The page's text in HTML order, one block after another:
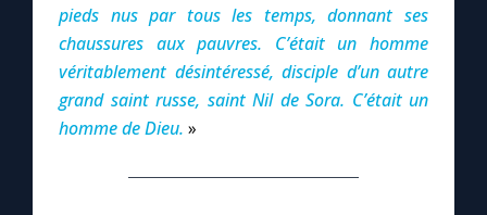
pieds nus par tous les temps, donnant ses
chaussures aux pauvres. C’était un homme
véritablement désintéressé, disciple d’un autre
grand saint russe, saint Nil de Sora. C’était un
homme de Dieu. »